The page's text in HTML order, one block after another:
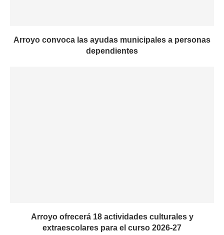
Arroyo convoca las ayudas municipales a personas
dependientes
Arroyo ofrecerá 18 actividades culturales y
extraescolares para el curso 2026-27